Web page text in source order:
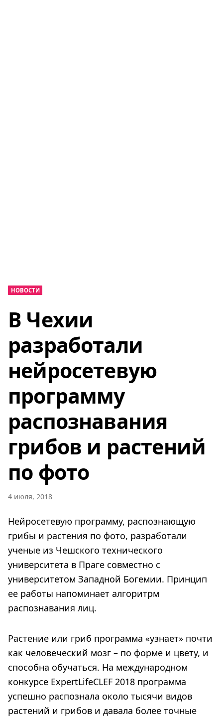
НОВОСТИ
В Чехии
разработали
нейросетевую
программу
распознавания
грибов и растений
по фото
4 июля, 2018
Нейросетевую программу, распознающую
грибы и растения по фото, разработали
ученые из Чешского технического
университета в Праге совместно с
университетом Западной Богемии. Принцип
ее работы напоминает алгоритрм
распознавания лиц.
Растение или гриб программа «узнает» почти
как человеческий мозг – по форме и цвету, и
способна обучаться. На международном
конкурсе ExpertLifeCLEF 2018 программа
успешно распознала около тысячи видов
растений и грибов и давала более точные